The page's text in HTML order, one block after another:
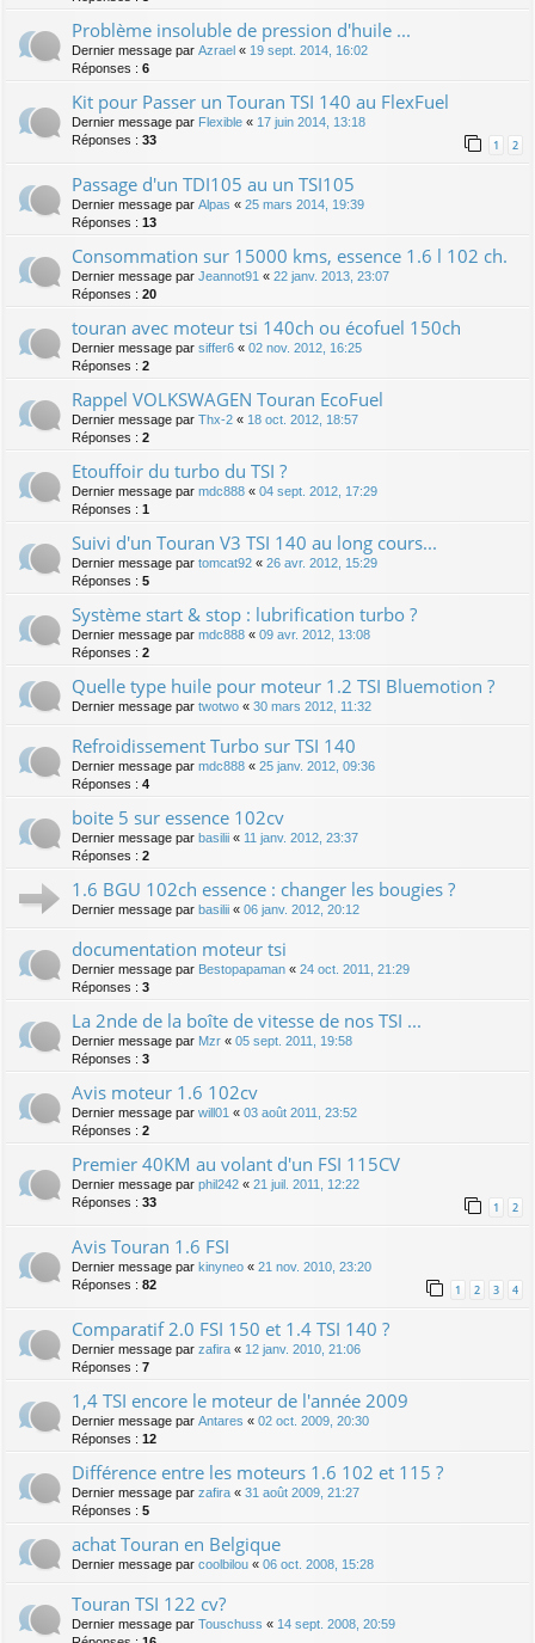
Problème insoluble de pression d'huile ...
Dernier message par Azrael « 19 sept. 2014, 16:02
Réponses : 6
Kit pour Passer un Touran TSI 140 au FlexFuel
Dernier message par Flexible « 17 juin 2014, 13:18
Réponses : 33 1 2
Passage d'un TDI105 au un TSI105
Dernier message par Alpas « 25 mars 2014, 19:39
Réponses : 13
Consommation sur 15000 kms, essence 1.6 l 102 ch.
Dernier message par Jeannot91 « 22 janv. 2013, 23:07
Réponses : 20
touran avec moteur tsi 140ch ou écofuel 150ch
Dernier message par siffer6 « 02 nov. 2012, 16:25
Réponses : 2
Rappel VOLKSWAGEN Touran EcoFuel
Dernier message par Thx-2 « 18 oct. 2012, 18:57
Réponses : 2
Etouffoir du turbo du TSI ?
Dernier message par mdc888 « 04 sept. 2012, 17:29
Réponses : 1
Suivi d'un Touran V3 TSI 140 au long cours...
Dernier message par tomcat92 « 26 avr. 2012, 15:29
Réponses : 5
Système start & stop : lubrification turbo ?
Dernier message par mdc888 « 09 avr. 2012, 13:08
Réponses : 2
Quelle type huile pour moteur 1.2 TSI Bluemotion ?
Dernier message par twotwo « 30 mars 2012, 11:32
Refroidissement Turbo sur TSI 140
Dernier message par mdc888 « 25 janv. 2012, 09:36
Réponses : 4
boite 5 sur essence 102cv
Dernier message par basilii « 11 janv. 2012, 23:37
Réponses : 2
1.6 BGU 102ch essence : changer les bougies ?
Dernier message par basilii « 06 janv. 2012, 20:12
documentation moteur tsi
Dernier message par Bestopapaman « 24 oct. 2011, 21:29
Réponses : 3
La 2nde de la boîte de vitesse de nos TSI ...
Dernier message par Mzr « 05 sept. 2011, 19:58
Réponses : 3
Avis moteur 1.6 102cv
Dernier message par will01 « 03 août 2011, 23:52
Réponses : 2
Premier 40KM au volant d'un FSI 115CV
Dernier message par phil242 « 21 juil. 2011, 12:22
Réponses : 33 1 2
Avis Touran 1.6 FSI
Dernier message par kinyneo « 21 nov. 2010, 23:20
Réponses : 82 1 2 3 4
Comparatif 2.0 FSI 150 et 1.4 TSI 140 ?
Dernier message par zafira « 12 janv. 2010, 21:06
Réponses : 7
1,4 TSI encore le moteur de l'année 2009
Dernier message par Antares « 02 oct. 2009, 20:30
Réponses : 12
Différence entre les moteurs 1.6 102 et 115 ?
Dernier message par zafira « 31 août 2009, 21:27
Réponses : 5
achat Touran en Belgique
Dernier message par coolbilou « 06 oct. 2008, 15:28
Touran TSI 122 cv?
Dernier message par Touschuss « 14 sept. 2008, 20:59